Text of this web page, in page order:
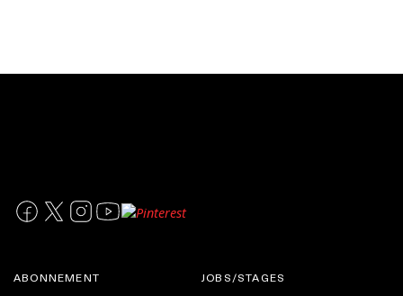
ABONNEMENT JOBS/STAGES